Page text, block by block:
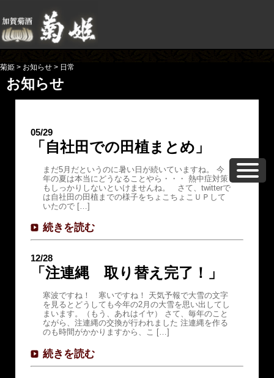
菊姫 > お知らせ > 日常
お知らせ
05/29
「自社田での田植まとめ」
まだ5月だというのに暑い日が続いていますね。 今
年の夏は本当にどうなることやら・・・ 熱中症対策
もしっかりしないといけませんね。 さて、twitterで
は自社田の田植までの様子をちょこちょこＵＰして
いたので […]
続きを読む
12/28
「注連縄 取り替え完了！」
寒波ですね！ 寒いですね！ 天気予報で大雪の文字
を見るとどうしても今年の2月の大雪を思い出してし
まいます。（もう、あれはイヤ） さて、毎年のこと
ながら、注連縄の交換が行われました 注連縄を作る
のも時間がかかりますから、こ […]
続きを読む